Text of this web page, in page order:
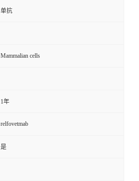
单抗
Mammalian cells
1年
relfovetmab
是